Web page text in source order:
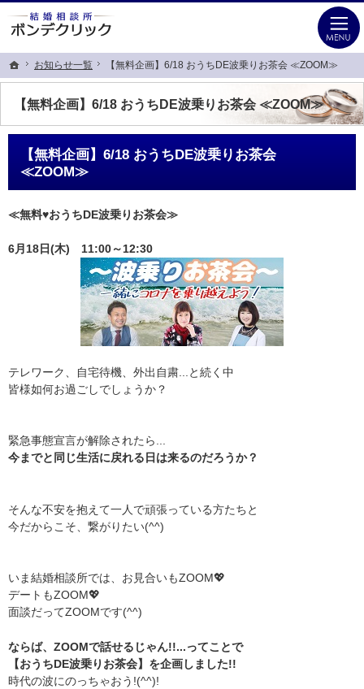
ホーム
お知らせ一覧 【無料企画】6/18 おうちDE波乗りお茶会 ≪ZOOM≫
【無料企画】6/18 おうちDE波乗りお茶会 ≪ZOOM≫
ビジネスマンの婚活を応援します！！銀座・有楽町の結婚相談所なら当相談所へ
銀座・有楽町の婚活なら本気の30代を応援するIBJ加盟結婚相談所ボンデクリック
【無料企画】6/18 おうちDE波乗りお茶会
≪ZOOM≫
≪無料♥おうちDE波乗りお茶会≫
6月18日(木) 11:00～12:30
テレワーク、自宅待機、外出自粛...と続く中
皆様如何お過ごしでしょうか？
緊急事態宣言が解除されたら...
今までと同じ生活に戻れる日は来るのだろうか？
そんな不安を抱えて一人で頑張っている方たちと
今だからこそ、繋がりたい(^^)
いま結婚相談所では、お見合いもZOOM💖
デートもZOOM💖
面談だってZOOMです(^^)
ならば、ZOOMで話せるじゃん!!...ってことで
【おうちDE波乗りお茶会】を企画しました!!
時代の波にのっちゃおう!(^^)!
ホーム
お知らせ一覧 【無料企画】6/18 おうちDE波乗りお茶会 ≪ZOOM≫